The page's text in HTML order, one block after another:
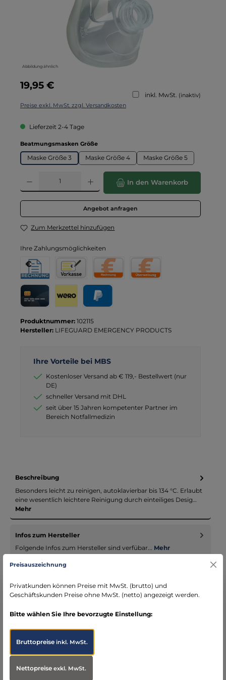
Abbildung ähnlich
Regulärer Preis:
19,95 €
inkl. MwSt. (inaktiv)
Preise exkl. MwSt. zzgl. Versandkosten
Lieferzeit 2-4 Tage
Beatmungsmasken Größeauswählen
Maske Größe 3 Maske Größe 4 Maske Größe 5
Produkt Anzahl: Gib den gewünschten Wert ein oder benutze die
In den Warenkorb
Angebot anfragen
Zum Merkzettel hinzufügen
Ihre Zahlungsmöglichkeiten
Produktnummer: 102115
Hersteller: LIFEGUARD EMERGENCY PRODUCTS
Ihre Vorteile bei MBS
Kostenloser Versand ab € 119,- Bestellwert (nur
DE)
schneller Versand mit DHL
seit über 15 Jahren kompetenter Partner im
Bereich Notfallmedizin
Beschreibung
Besonders leicht zu reinigen, autoklavierbar bis 134 °C. Erlaubt
eine wesentlich leichtere Reinigung durch einteiliges Desig…
Mehr
Infos zum Hersteller
Folgende Infos zum Hersteller sind verfübar... Mehr
Produktgalerie überspringen
Accessory Items
Preisauszeichnung
Privatkunden können Preise mit MwSt. (brutto) und
Geschäftskunden Preise ohne MwSt. (netto) angezeigt werden.
Bitte wählen Sie Ihre bevorzugte Einstellung:
Bruttopreiseinkl. MwSt.
Nettopreiseexkl. MwSt.